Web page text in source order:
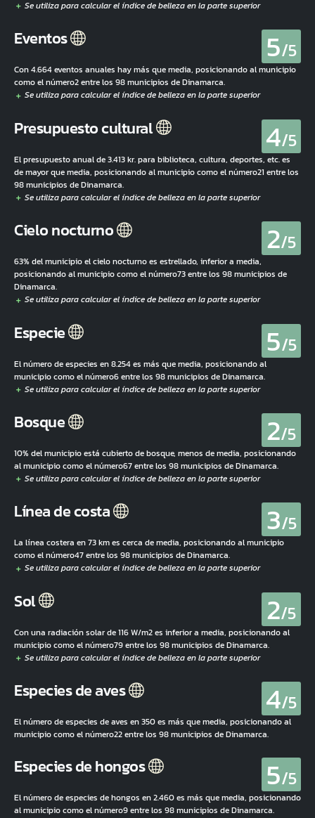
Eventos 5/5
Con 4.664 eventos anuales hay más que media, posicionando al municipio
como el número2 entre los 98 municipios de Dinamarca.
Presupuesto cultural 4/5
El presupuesto anual de 3.413 kr. para biblioteca, cultura, deportes, etc. es
de mayor que media, posicionando al municipio como el número21 entre los
98 municipios de Dinamarca.
Cielo nocturno 2/5
63% del municipio el cielo nocturno es estrellado, inferior a media,
posicionando al municipio como el número73 entre los 98 municipios de
Dinamarca.
Especie 5/5
El número de especies en 8.254 es más que media, posicionando al
municipio como el número6 entre los 98 municipios de Dinamarca.
Bosque 2/5
10% del municipio está cubierto de bosque, menos de media, posicionando
al municipio como el número67 entre los 98 municipios de Dinamarca.
Línea de costa 3/5
La línea costera en 73 km es cerca de media, posicionando al municipio
como el número47 entre los 98 municipios de Dinamarca.
Sol 2/5
Con una radiación solar de 116 W/m2 es inferior a media, posicionando al
municipio como el número79 entre los 98 municipios de Dinamarca.
Especies de aves 4/5
El número de especies de aves en 350 es más que media, posicionando al
municipio como el número22 entre los 98 municipios de Dinamarca.
Especies de hongos 5/5
El número de especies de hongos en 2.460 es más que media, posicionando
al municipio como el número9 entre los 98 municipios de Dinamarca.